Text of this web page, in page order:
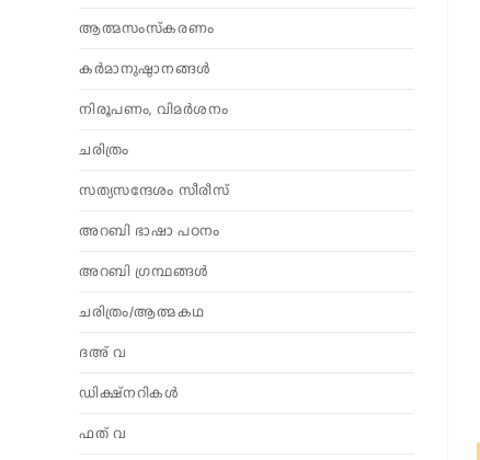
ആത്മസംസ്‌കരണം
കര്‍മാനുഷ്ഠാനങ്ങള്‍
നിരൂപണം, വിമര്‍ശനം
ചരിത്രം
സത്യസന്ദേശം സീരീസ്
അറബി ഭാഷാ പഠനം
അറബി ഗ്രന്ഥങ്ങൾ
ചരിത്രം/ആത്മകഥ
ദഅ് വ
ഡിക്ഷ്നറികൾ
ഫത് വ